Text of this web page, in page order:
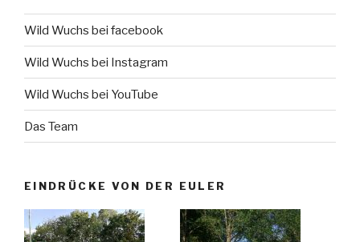
Wild Wuchs bei facebook
Wild Wuchs bei Instagram
Wild Wuchs bei YouTube
Das Team
EINDRÜCKE VON DER EULER